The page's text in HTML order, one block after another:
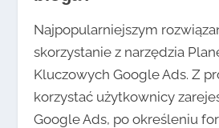
Najpopularniejszym
skorzystanie z narzędzia
Kluczowych Google Ads. Z
korzystać użytkownicy
Google Ads, po określeniu